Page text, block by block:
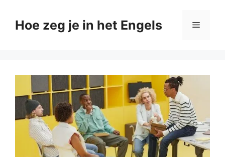
naarHoe zeg je in het Engels Menu